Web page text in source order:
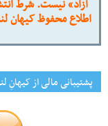
آزاد» نیست. شرط
اطلاع محفوظ کیهان
پشتیبانی مالی از کیهانِ